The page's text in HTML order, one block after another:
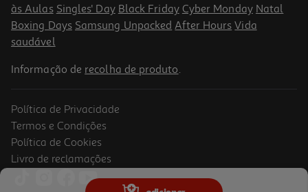
Compasso Noris Club 550 Staedtler Com Acessórios
às Aulas Singles' Day Black Friday Cyber Monday Natal
Boxing Days Samsung Unpacked After Hours Vida
saudável
Informação de recolha de produto.
Política de Privacidade
Termos e Condições
Política de Cookies
Livro de reclamações